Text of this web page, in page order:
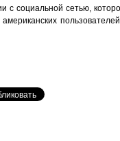
с социальной сетью,